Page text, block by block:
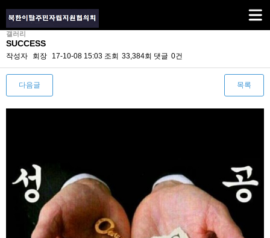
갤러리
SUCCESS
작성자 회장 17-10-08 15:03 조회 33,384회 댓글 0건
다음글 목록